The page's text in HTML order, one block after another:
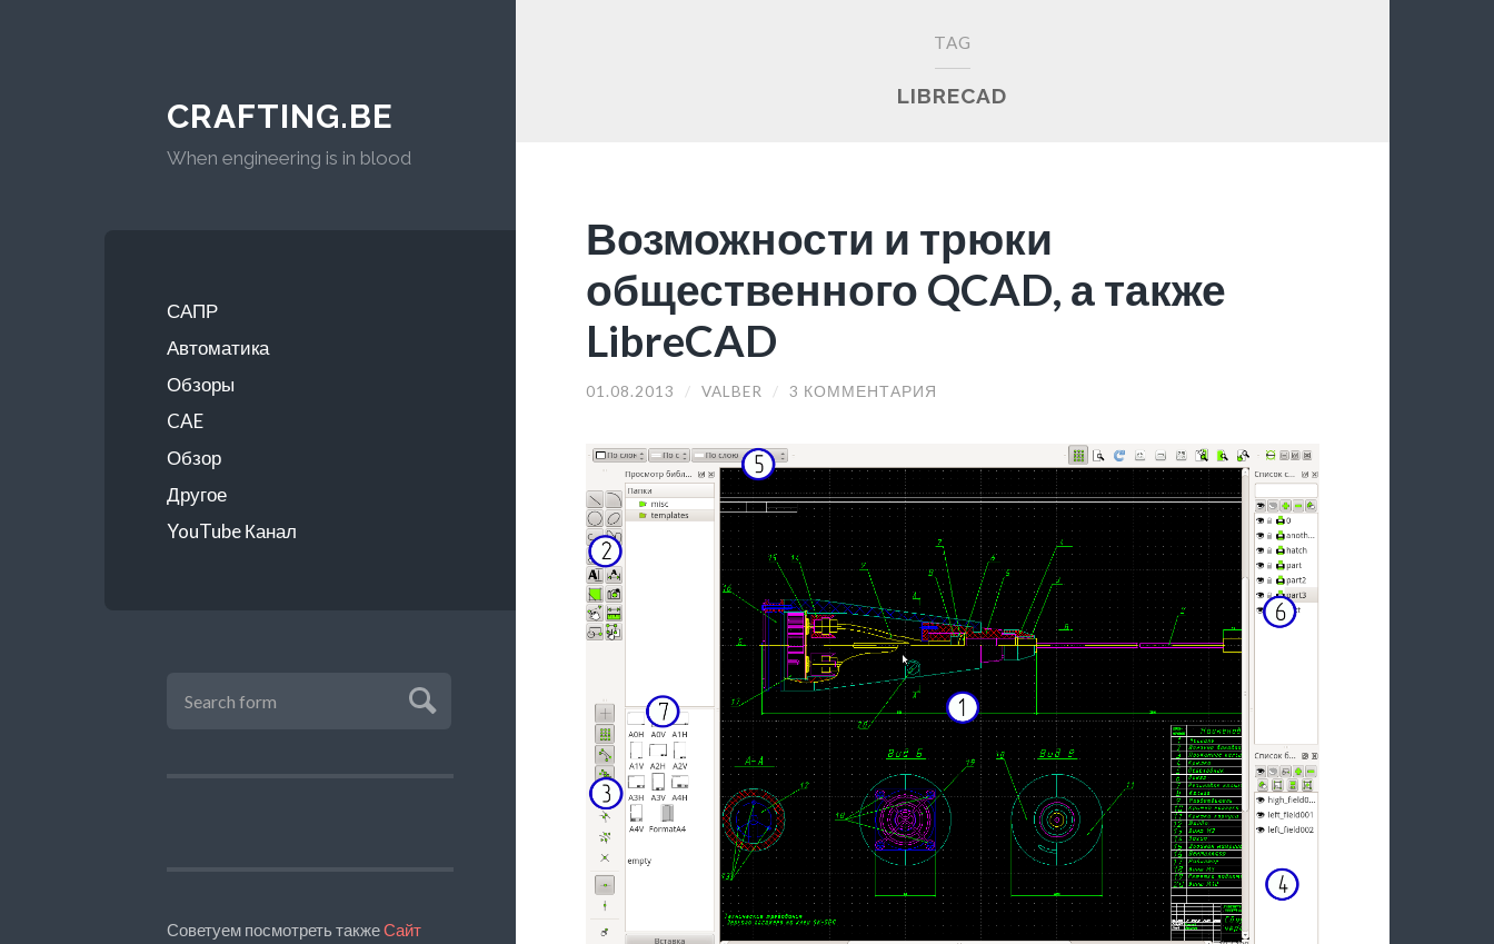
CRAFTING.BE
When engineering is in blood
САПР
Автоматика
Обзоры
CAE
Обзор
Другое
YouTube Канал
Советуем посмотреть такжеСайт
TAG
LIBRECAD
Возможности и трюки
общественного QCAD, а также
LibreCAD
01.08.2013 / VALBER / 3 КОММЕНТАРИЯ